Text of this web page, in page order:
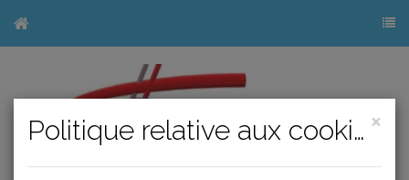
×
Politique relative aux cookies